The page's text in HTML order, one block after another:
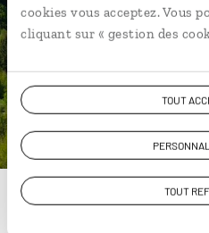
cookies vous acceptez. Vous
cliquant sur « gestion des
TOUT
TOUT
ou
01 86